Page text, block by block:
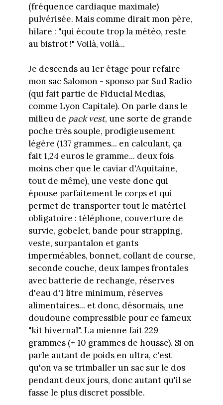
(fréquence cardiaque maximale)
pulvérisée. Mais comme dirait mon père,
hilare : "qui écoute trop la météo, reste
au bistrot !" Voilà, voilà...
Je descends au 1er étage pour refaire
mon sac Salomon - sponso par Sud Radio
(qui fait partie de Fiducial Medias,
comme Lyon Capitale). On parle dans le
milieu de pack vest, une sorte de grande
poche très souple, prodigieusement
légère (137 grammes... en calculant, ça
fait 1,24 euros le gramme... deux fois
moins cher que le caviar d'Aquitaine,
tout de même), une veste donc qui
épouse parfaitement le corps et qui
permet de transporter tout le matériel
obligatoire : téléphone, couverture de
survie, gobelet, bande pour strapping,
veste, surpantalon et gants
imperméables, bonnet, collant de course,
seconde couche, deux lampes frontales
avec batterie de rechange, réserves
d'eau d'1 litre minimum, réserves
alimentaires... et donc, désormais, une
doudoune compressible pour ce fameux
"kit hivernal". La mienne fait 229
grammes (+ 10 grammes de housse). Si on
parle autant de poids en ultra, c'est
qu'on va se trimballer un sac sur le dos
pendant deux jours, donc autant qu'il se
fasse le plus discret possible.